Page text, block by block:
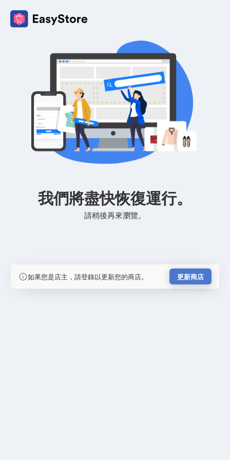
我們將盡快恢復運行。
請稍後再來瀏覽。
如果您是店主，請登錄以更新您的商店。 更新商店